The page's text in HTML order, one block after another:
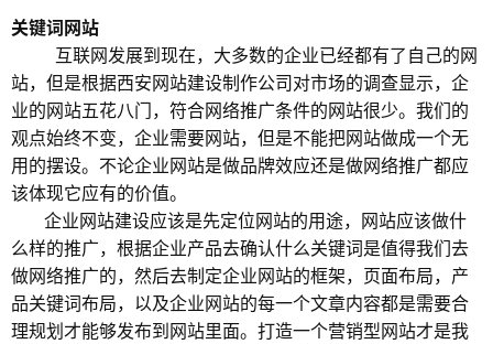
关键词网站
互联网发展到现在，大多数的企业已经都有了自己的网
站，但是根据西安网站建设制作公司对市场的调查显示，企
业的网站五花八门，符合网络推广条件的网站很少。我们的
观点始终不变，企业需要网站，但是不能把网站做成一个无
用的摆设。不论企业网站是做品牌效应还是做网络推广都应
该体现它应有的价值。
企业网站建设应该是先定位网站的用途，网站应该做什
么样的推广，根据企业产品去确认什么关键词是值得我们去
做网络推广的，然后去制定企业网站的框架，页面布局，产
品关键词布局，以及企业网站的每一个文章内容都是需要合
理规划才能够发布到网站里面。打造一个营销型网站才是我